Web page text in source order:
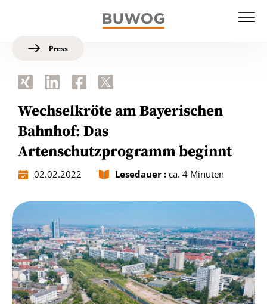
Press
Wechselkröte am Bayerischen
Bahnhof: Das
Artenschutzprogramm beginnt
02.02.2022 Lesedauer : ca. 4 Minuten